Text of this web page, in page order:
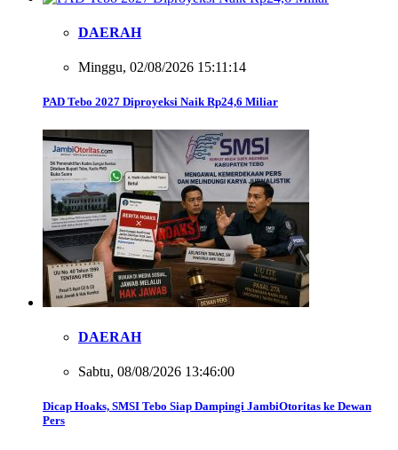
DAERAH
Minggu, 02/08/2026 15:11:14
PAD Tebo 2027 Diproyeksi Naik Rp24,6 Miliar
DAERAH
Sabtu, 08/08/2026 13:46:00
Dicap Hoaks, SMSI Tebo Siap Dampingi JambiOtoritas ke Dewan
Pers